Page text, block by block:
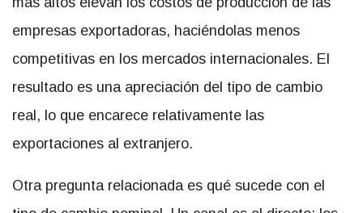
empresas exportadoras, haciéndolas menos
competitivas en los mercados internacionales. El
resultado es una apreciación del tipo de cambio
real, lo que encarece relativamente las
exportaciones al extranjero.
Otra pregunta relacionada es qué sucede con el